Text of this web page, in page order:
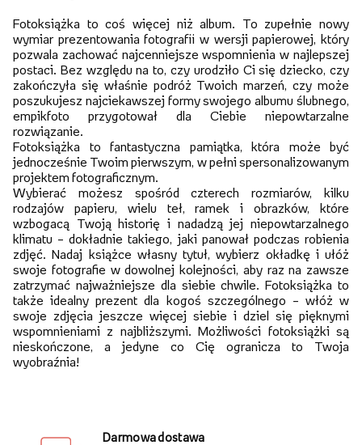
Fotoksiążka to coś więcej niż album. To zupełnie nowy
wymiar prezentowania fotografii w wersji papierowej, który
pozwala zachować najcenniejsze wspomnienia w najlepszej
postaci. Bez względu na to, czy urodziło Ci się dziecko, czy
zakończyła się właśnie podróż Twoich marzeń, czy może
poszukujesz najciekawszej formy swojego albumu ślubnego,
empikfoto przygotował dla Ciebie niepowtarzalne
rozwiązanie.
Fotoksiążka to fantastyczna pamiątka, która może być
jednocześnie Twoim pierwszym, w pełni spersonalizowanym
projektem fotograficznym.
Wybierać możesz spośród czterech rozmiarów, kilku
rodzajów papieru, wielu teł, ramek i obrazków, które
wzbogacą Twoją historię i nadadzą jej niepowtarzalnego
klimatu – dokładnie takiego, jaki panował podczas robienia
zdjęć. Nadaj książce własny tytuł, wybierz okładkę i ułóż
swoje fotografie w dowolnej kolejności, aby raz na zawsze
zatrzymać najważniejsze dla siebie chwile. Fotoksiążka to
także idealny prezent dla kogoś szczególnego – włóż w
swoje zdjęcia jeszcze więcej siebie i dziel się pięknymi
wspomnieniami z najbliższymi. Możliwości fotoksiążki są
nieskończone, a jedyne co Cię ogranicza to Twoja
wyobraźnia!
Darmowa dostawa